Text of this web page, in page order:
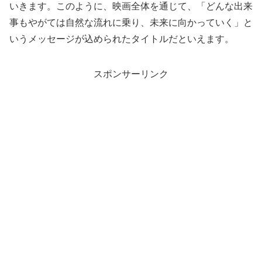
いきます。このように、映画全体を通じて、「どんな出来
事もやがては自然な流れに乗り、未来に向かっていく」と
いうメッセージが込められたタイトルだといえます。
スポンサーリンク